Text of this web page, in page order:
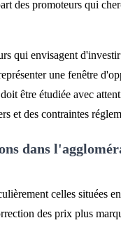
des promoteurs qui
qui envisagent
une fenêtre
être étudiée avec
et des contraintes
dans
celles situées
des prix plus